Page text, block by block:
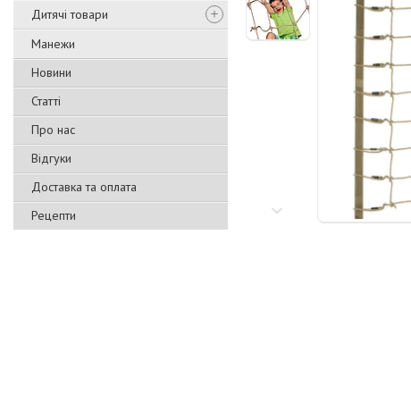
Дитячі товари
Манежи
Новини
Статті
Про нас
Відгуки
Доставка та оплата
Рецепти